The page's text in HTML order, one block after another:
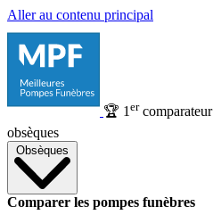
Aller au contenu principal
🏆 1 ercomparateur
obsèques
Obsèques
Comparer les pompes funèbres